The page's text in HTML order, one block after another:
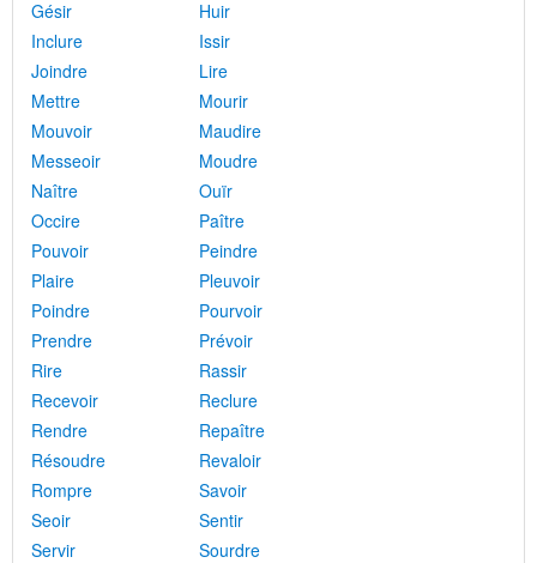
Gésir
Huir
Inclure
Issir
Joindre
Lire
Mettre
Mourir
Mouvoir
Maudire
Messeoir
Moudre
Naître
Ouïr
Occire
Paître
Pouvoir
Peindre
Plaire
Pleuvoir
Poindre
Pourvoir
Prendre
Prévoir
Rire
Rassir
Recevoir
Reclure
Rendre
Repaître
Résoudre
Revaloir
Rompre
Savoir
Seoir
Sentir
Servir
Sourdre